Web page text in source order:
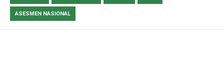
ASESMEN NASIONAL